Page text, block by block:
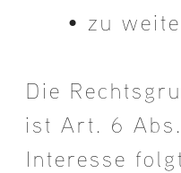
• zu
Die
ist Art. 6
Interesse